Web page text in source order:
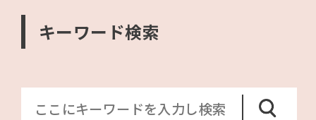
キーワード検索